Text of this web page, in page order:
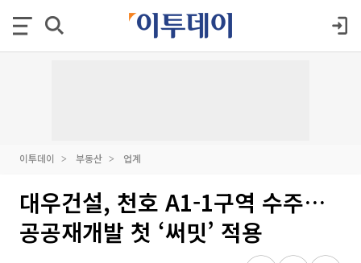
이투데이 부동산 업계
대우건설, 천호 A1-1구역 수주…
공공재개발 첫 ‘써밋’ 적용